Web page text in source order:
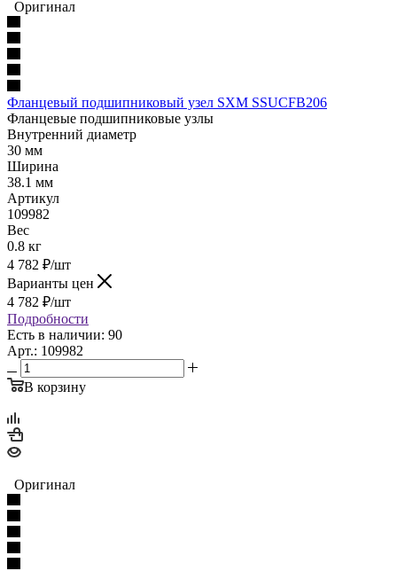
Оригинал
Фланцевый подшипниковый узел SXM SSUCFB206
Фланцевые подшипниковые узлы
Внутренний диаметр
30 мм
Ширина
38.1 мм
Артикул
109982
Вес
0.8 кг
4 782 ₽/шт
Варианты цен
4 782 ₽/шт
Подробности
Есть в наличии: 90
Арт.: 109982
В корзину
Оригинал